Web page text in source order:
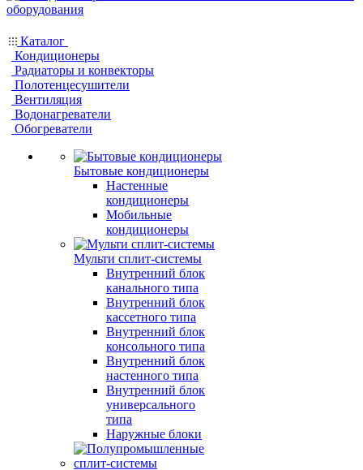
Каталог
Кондиционеры
Радиаторы и конвекторы
Полотенцесушители
Вентиляция
Водонагреватели
Обогреватели
Бытовые кондиционеры
Настенные
кондиционеры
Мобильные
кондиционеры
Мульти сплит-системы
Внутренний блок
канального типа
Внутренний блок
кассетного типа
Внутренний блок
консольного типа
Внутренний блок
настенного типа
Внутренний блок
универсального
типа
Наружные блоки